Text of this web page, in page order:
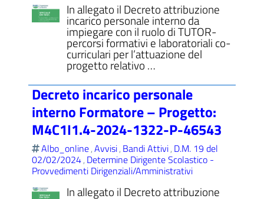
In allegato il Decreto attribuzione
incarico personale interno da
impiegare con il ruolo di TUTOR-
percorsi formativi e laboratoriali co-
curriculari per l’attuazione del
progetto relativo …
Decreto incarico personale
interno Formatore – Progetto:
M4C1I1.4-2024-1322-P-46543
Albo_online,Avvisi, Bandi Attivi, D.M. 19 del
02/02/2024, Determine Dirigente Scolastico -
Provvedimenti Dirigenziali/Amministrativi
In allegato il Decreto attribuzione